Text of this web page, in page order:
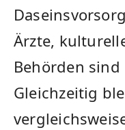
Ärzte,
Behörden
Gleichzeitig